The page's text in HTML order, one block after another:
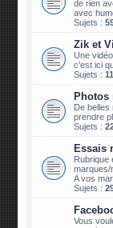
de rien
avec
Sujets :
Zik et
Une
c'est ici
Sujets :
De belles
prendre
Sujets :
Essais
Rubrique
marques/
A vos
Sujets :
Vous